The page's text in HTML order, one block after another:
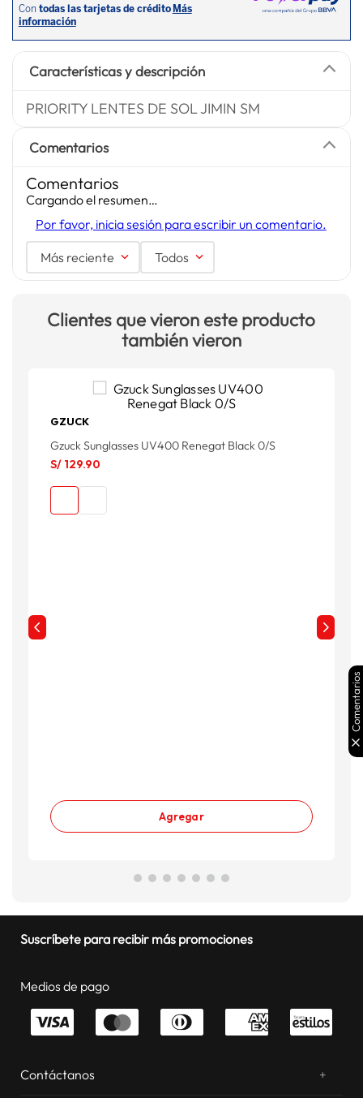
Características y descripción
PRIORITY LENTES DE SOL JIMIN SM
Comentarios
Comentarios
Cargando el resumen…
Por favor, inicia sesión para escribir un comentario.
Más reciente Todos
Clientes que vieron este producto
también vieron
GZUCK
Gzuck Sunglasses UV400 Renegat Black 0/S
S/ 129.90
Agregar
Suscríbete para recibir más promociones
Medios de pago
Contáctanos +
Comentarios